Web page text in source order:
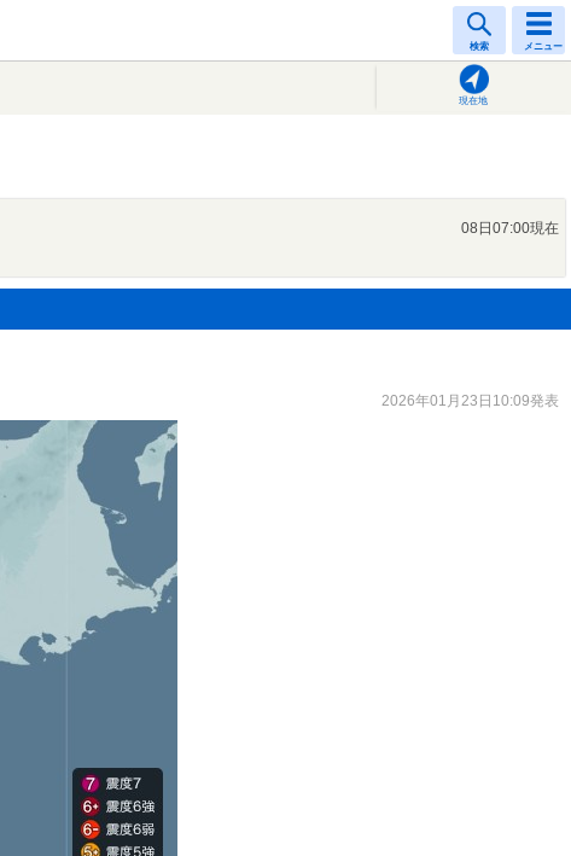
検索 メニュー
現在地
08日07:00現在
2026年01月23日10:09発表